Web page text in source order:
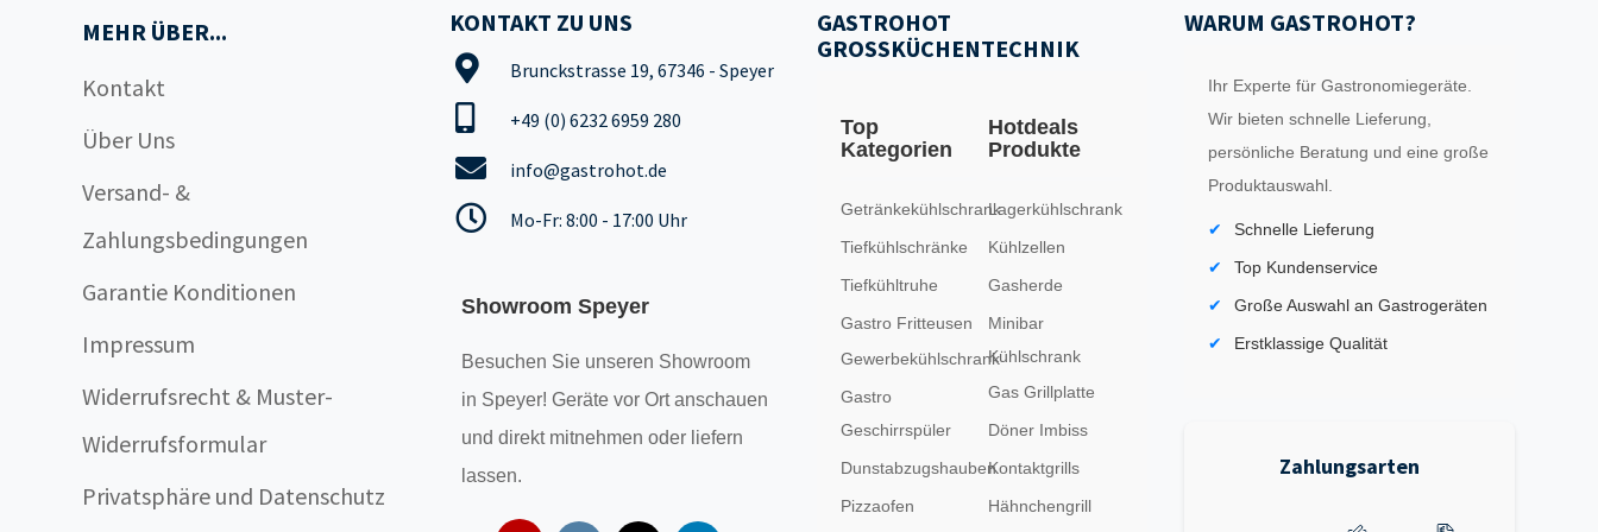
MEHR ÜBER...
Kontakt
Über Uns
Versand- &
Zahlungsbedingungen
Garantie Konditionen
Impressum
Widerrufsrecht & Muster-
Widerrufsformular
Privatsphäre und Datenschutz
KONTAKT ZU UNS
Brunckstrasse 19, 67346 - Speyer
+49 (0) 6232 6959 280
info@gastrohot.de
Mo-Fr: 8:00 - 17:00 Uhr
Showroom Speyer
Besuchen Sie unseren Showroom
in Speyer! Geräte vor Ort anschauen
und direkt mitnehmen oder liefern
lassen.
GASTROHOT
GROSSKÜCHENTECHNIK
Top
Kategorien
Getränkekühlschrank
Tiefkühlschränke
Tiefkühltruhe
Gastro Fritteusen
Gewerbekühlschrank
Gastro
Geschirrspüler
Dunstabzugshauben
Pizzaofen
Hotdeals
Produkte
Lagerkühlschrank
Kühlzellen
Gasherde
Minibar
Kühlschrank
Gas Grillplatte
Döner Imbiss
Kontaktgrills
Hähnchengrill
WARUM GASTROHOT?
Ihr Experte für Gastronomiegeräte.
Wir bieten schnelle Lieferung,
persönliche Beratung und eine große
Produktauswahl.
Schnelle Lieferung
Top Kundenservice
Große Auswahl an Gastrogeräten
Erstklassige Qualität
Zahlungsarten